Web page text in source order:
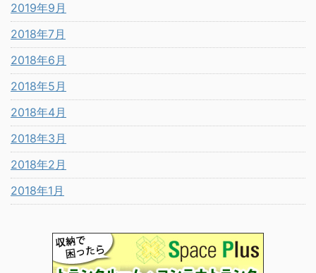
2019年9月
2018年7月
2018年6月
2018年5月
2018年4月
2018年3月
2018年2月
2018年1月